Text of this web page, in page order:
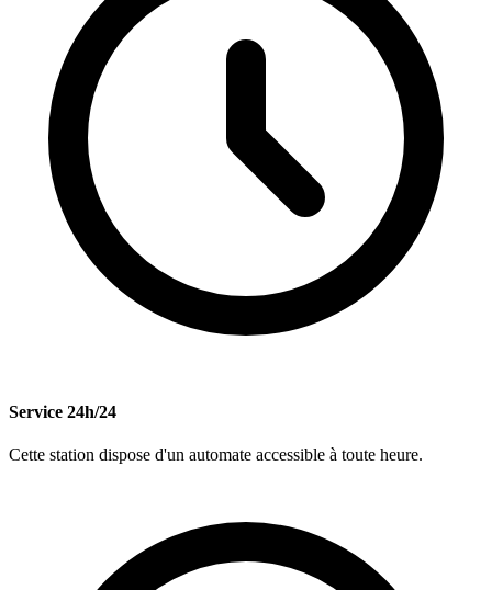
Service 24h/24
Cette station dispose d'un automate accessible à toute heure.